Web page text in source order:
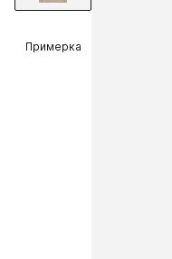
Примерка